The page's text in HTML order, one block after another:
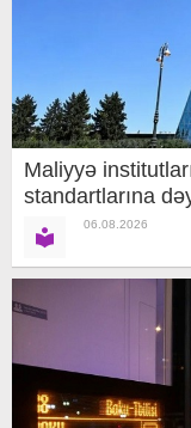
Maliyyə
standartlarına
06.08.2026